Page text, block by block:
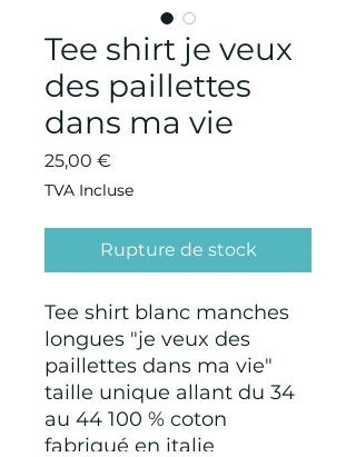
Tee shirt je veux
des paillettes
dans ma vie
25,00 €
TVA Incluse
Rupture de stock
Tee shirt blanc manches
longues "je veux des
paillettes dans ma vie"
taille unique allant du 34
au 44 100 % coton
fabriqué en italie